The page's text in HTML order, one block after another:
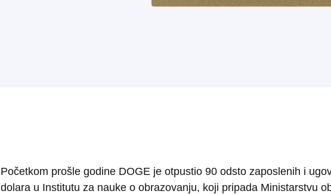
Početkom prošle godine DOGE je otpustio 90 odsto zaposlenih i
dolara u Institutu za nauke o obrazovanju, koji pripada Ministarstvu